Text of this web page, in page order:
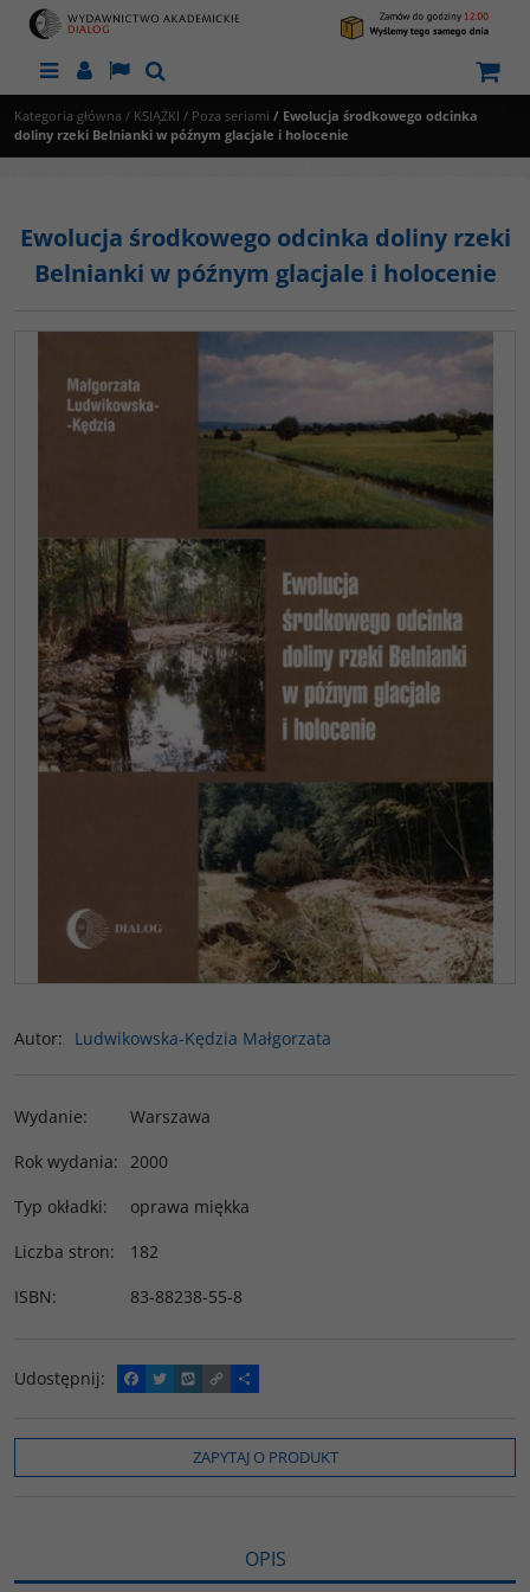
MenuPanelLangSzukaj
Kategoria główna / KSIĄŻKI / Poza seriami / Ewolucja środkowego odcinka
doliny rzeki Belnianki w późnym glacjale i holocenie
Ewolucja środkowego odcinka doliny rzeki
Belnianki w późnym glacjale i holocenie
Autor: Ludwikowska-Kędzia Małgorzata
Wydanie:
Warszawa
Rok wydania: 2000
Typ okładki:
oprawa miękka
Liczba stron:
182
ISBN: 83-88238-55-8
Udostępnij:
F
a
e
o
T
w
t
e
W
y
o
p
C
o
y
L
i
P
o
z
i
e
ę
ZAPYTAJ O PRODUKT
OPIS